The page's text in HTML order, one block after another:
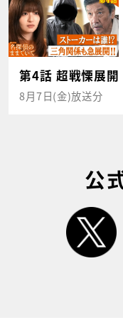
第4話 超戦慄展開
8月7日(金)放送分
公